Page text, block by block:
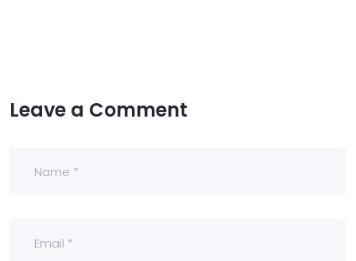
Leave a Comment